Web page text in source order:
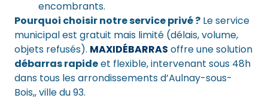
encombrants.
Pourquoi choisir notre service privé ? Le service
municipal est gratuit mais limité (délais, volume,
objets refusés). MAXIDÉBARRAS offre une solution
débarras rapideet flexible, intervenant sous 48h
dans tous les arrondissements d’Aulnay-sous-
Bois,, ville du 93.